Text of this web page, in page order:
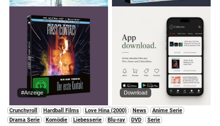
#Anzeige Download
Crunchyroll Hardball Films Love Hina (2000) News
Anime Serie
Drama Serie
Komödie Liebesserie Blu-ray DVD Serie